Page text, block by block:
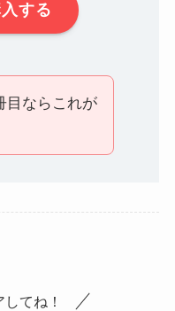
する
目ならこれが
てね！